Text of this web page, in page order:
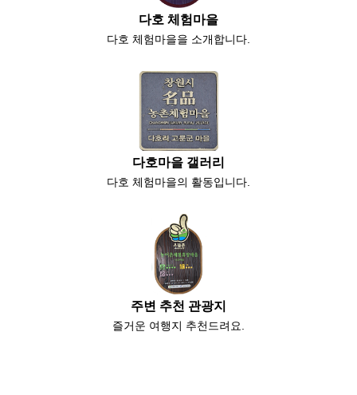
다호 체험마을
다호 체험마을을 소개합니다.
다호마을 갤러리
다호 체험마을의 활동입니다.
주변 추천 관광지
즐거운 여행지 추천드려요.